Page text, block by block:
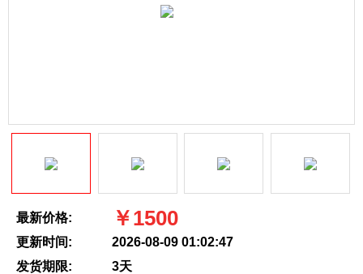
最新价格: ￥1500
更新时间:
2026-08-09 01:02:47
发货期限:
3天